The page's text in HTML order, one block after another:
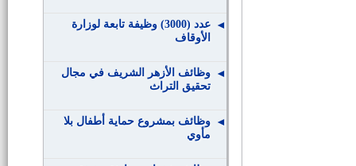
عدد (3000) وظيفة تابعة لوزارة
الأوقاف
وظائف الأزهر الشريف في مجال
تحقيق التراث
وظائف بمشروع حماية أطفال بلا
مأوي